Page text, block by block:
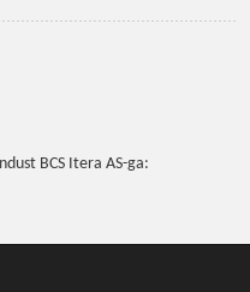
BCS Itera AS-ga: